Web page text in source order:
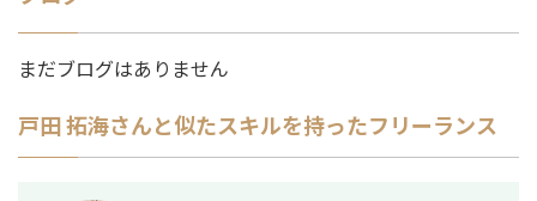
まだブログはありません
戸田 拓海さんと似たスキルを持ったフリーランス